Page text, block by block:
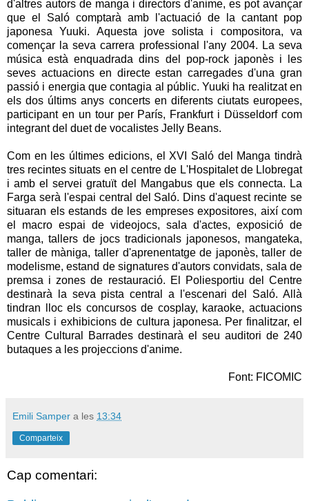
d'altres autors de manga i directors d'anime, es pot avançar
que el Saló comptarà amb l'actuació de la cantant pop
japonesa Yuuki. Aquesta jove solista i compositora, va
començar la seva carrera professional l'any 2004. La seva
música està enquadrada dins del pop-rock japonès i les
seves actuacions en directe estan carregades d'una gran
passió i energia que contagia al públic. Yuuki ha realitzat en
els dos últims anys concerts en diferents ciutats europees,
participant en un tour per París, Frankfurt i Düsseldorf com
integrant del duet de vocalistes Jelly Beans.
Com en les últimes edicions, el XVI Saló del Manga tindrà
tres recintes situats en el centre de L'Hospitalet de Llobregat
i amb el servei gratuït del Mangabus que els connecta. La
Farga serà l'espai central del Saló. Dins d'aquest recinte se
situaran els estands de les empreses expositores, així com
el macro espai de videojocs, sala d'actes, exposició de
manga, tallers de jocs tradicionals japonesos, mangateka,
taller de màniga, taller d'aprenentatge de japonès, taller de
modelisme, estand de signatures d'autors convidats, sala de
premsa i zones de restauració. El Poliesportiu del Centre
destinarà la seva pista central a l'escenari del Saló. Allà
tindran lloc els concursos de cosplay, karaoke, actuacions
musicals i exhibicions de cultura japonesa. Per finalitzar, el
Centre Cultural Barrades destinarà el seu auditori de 240
butaques a les projeccions d'anime.
Font: FICOMIC
Emili Samper a les 13:34
Comparteix
Cap comentari: